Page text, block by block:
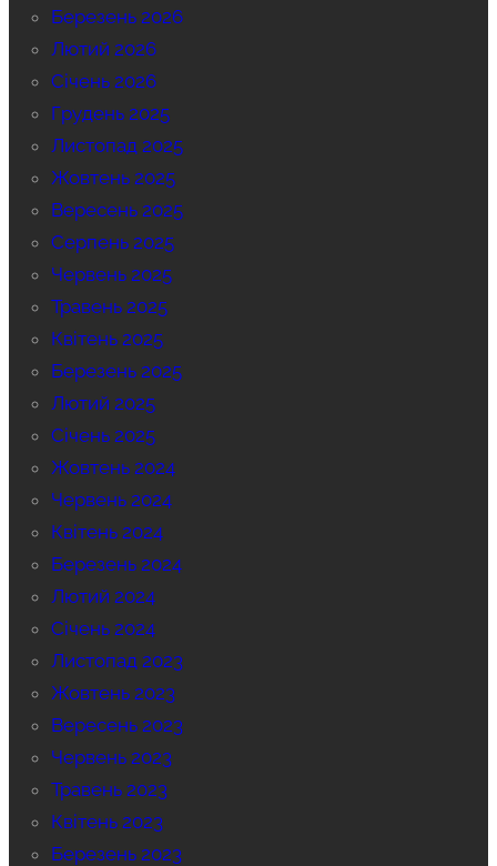
Березень 2026
Лютий 2026
Січень 2026
Грудень 2025
Листопад 2025
Жовтень 2025
Вересень 2025
Серпень 2025
Червень 2025
Травень 2025
Квітень 2025
Березень 2025
Лютий 2025
Січень 2025
Жовтень 2024
Червень 2024
Квітень 2024
Березень 2024
Лютий 2024
Січень 2024
Листопад 2023
Жовтень 2023
Вересень 2023
Червень 2023
Травень 2023
Квітень 2023
Березень 2023